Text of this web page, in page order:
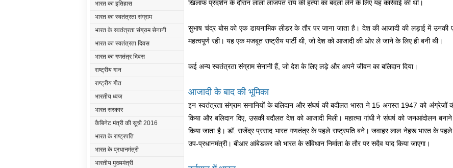
भारत का इतिहास
भारत का स्वतंत्रता संग्राम
भारत के स्वतंत्रता संग्राम सेनानी
भारत का स्वतंत्रता दिवस
भारत का गणतंत्र दिवस
राष्ट्रीय गान
राष्ट्रीय गीत
भारतीय ध्वज
भारत सरकार
कैबिनेट मंत्री की सूची 2016
भारत के राष्ट्रपति
भारत के प्रधानमंत्री
भारतीय मुख्यमंत्री
खिलाफ प्रदर्शन के दौरान लाला लाजपत राय की हत्या का बदला लेने के लिए यह कार्रवाई की थी।
सुभाष चंद्र बोस को एक डायनामिक लीडर के तौर पर जाना जाता है। देश की आजादी की लड़ाई में उनकी
महत्वपूर्ण रही। यह एक मजबूत राष्ट्रीय पार्टी थी, जो देश को आजादी की ओर ले जाने के लिए ही बनी थी।
कई अन्य स्वतंत्रता संग्राम सेनानी हैं, जो देश के लिए लड़े और अपने जीवन का बलिदान दिया।
आजादी के बाद की भूमिका
इन स्वतंत्रता संग्राम सनानियों के बलिदान और संघर्ष की बदौलत भारत ने 15 अगस्त 1947 को अंग्रेजों
किया और बलिदान दिए, उसकी बदौलत देश को आजादी मिली। महात्मा गांधी ने संघर्ष को जनआंदोलन बनाने
किया जाता है। डॉ. राजेंद्र प्रसाद भारत गणतंत्र के पहले राष्ट्रपति बने। जवाहर लाल नेहरू भारत के
उप-प्रधानमंत्री। बीआर आंबेडकर को भारत के संविधान निर्माता के तौर पर सदैव याद किया जाएगा।